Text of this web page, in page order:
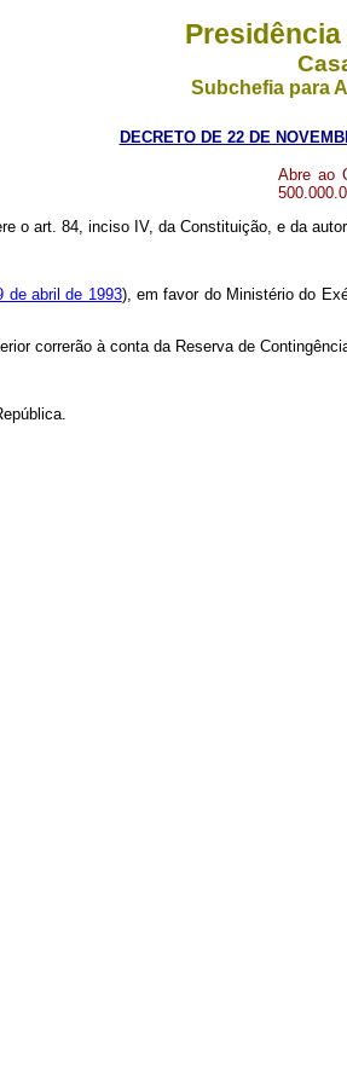
Subchefia para
DECRETO DE 22 DE
Abre ao
o art. 84, inciso IV, da Constituição, e da
de abril de 1993), em favor do Ministério do
correrão à conta da Reserva de